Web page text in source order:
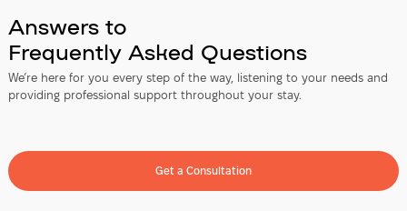
Answers to
Frequently Asked Questions
We’re here for you every step of the way, listening to your needs and
providing professional support throughout your stay.
Get a Consultation